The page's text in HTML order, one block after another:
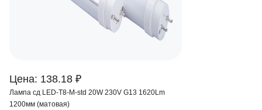
Цена: 138.18 ₽
Лампа сд LED-T8-M-std 20W 230V G13 1620Lm
1200мм (матовая)